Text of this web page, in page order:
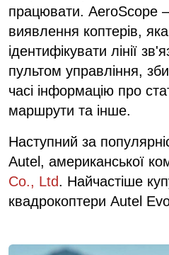
працювати. AeroScope
виявлення коптерів,
ідентифікувати лінії
пультом управління,
часі інформацію про
маршрути та інше.
Наступний за
Autel, американської
Co., Ltd. Найчастіше
квадрокоптери Autel